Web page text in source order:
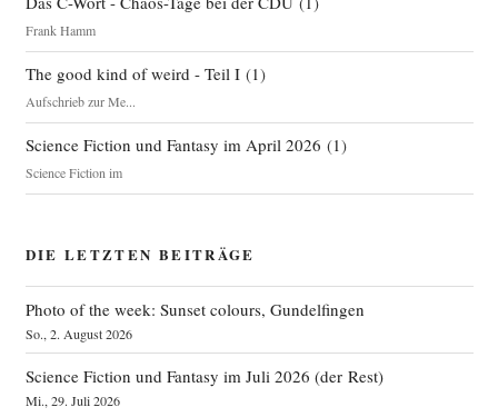
Frank Hamm
The good kind of weird - Teil I(1)
Aufschrieb zur Me...
Science Fiction und Fantasy im April 2026 (1)
Science Fiction im
DIE LETZTEN BEITRÄGE
Photo of the week: Sunset colours, Gundelfingen
So., 2. August 2026
Science Fiction und Fantasy im Juli 2026 (der Rest)
Mi., 29. Juli 2026